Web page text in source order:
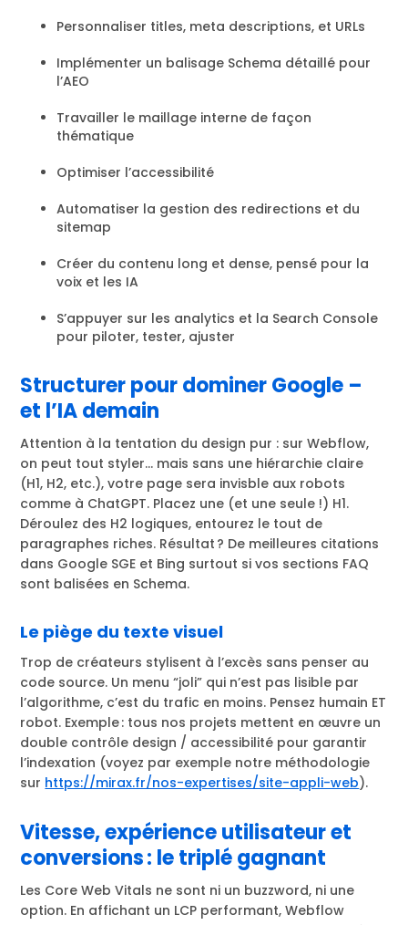
Personnaliser titles, meta descriptions, et URLs
Implémenter un balisage Schema détaillé pour
l’AEO
Travailler le maillage interne de façon
thématique
Optimiser l’accessibilité
Automatiser la gestion des redirections et du
sitemap
Créer du contenu long et dense, pensé pour la
voix et les IA
S’appuyer sur les analytics et la Search Console
pour piloter, tester, ajuster
Structurer pour dominer Google –
et l’IA demain
Attention à la tentation du design pur : sur Webflow,
on peut tout styler… mais sans une hiérarchie claire
(H1, H2, etc.), votre page sera invisble aux robots
comme à ChatGPT. Placez une (et une seule !) H1.
Déroulez des H2 logiques, entourez le tout de
paragraphes riches. Résultat ? De meilleures citations
dans Google SGE et Bing surtout si vos sections FAQ
sont balisées en Schema.
Le piège du texte visuel
Trop de créateurs stylisent à l’excès sans penser au
code source. Un menu “joli” qui n’est pas lisible par
l’algorithme, c’est du trafic en moins. Pensez humain ET
robot. Exemple : tous nos projets mettent en œuvre un
double contrôle design / accessibilité pour garantir
l’indexation (voyez par exemple notre méthodologie
sur https://mirax.fr/nos-expertises/site-appli-web).
Vitesse, expérience utilisateur et
conversions : le triplé gagnant
Les Core Web Vitals ne sont ni un buzzword, ni une
option. En affichant un LCP performant, Webflow